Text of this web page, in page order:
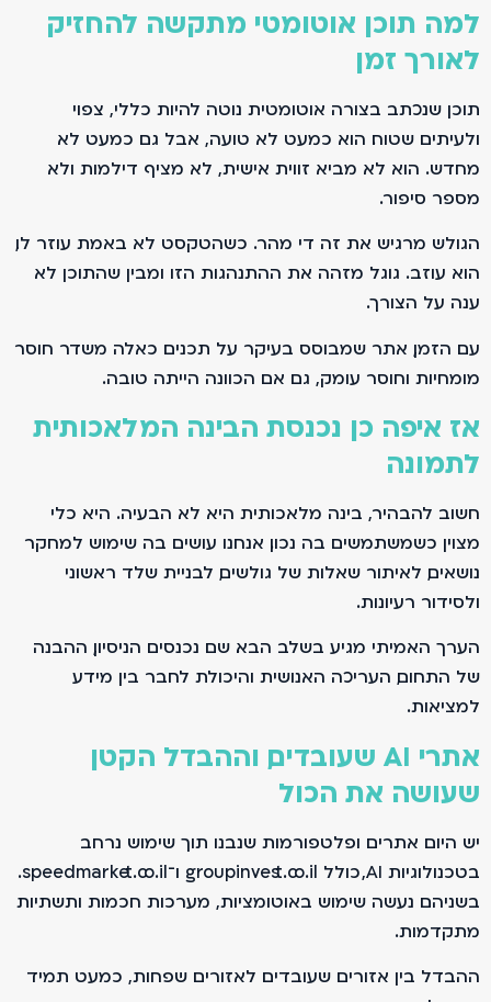
למה תוכן אוטומטי מתקשה להחזיק
לאורך זמן
תוכן שנכתב בצורה אוטומטית נוטה להיות כללי, צפוי
ולעיתים שטוח. הוא כמעט לא טועה, אבל גם כמעט לא
מחדש. הוא לא מביא זווית אישית, לא מציף דילמות ולא
מספר סיפור.
הגולש מרגיש את זה די מהר. כשהטקסט לא באמת עוזר לו,
הוא עוזב. גוגל מזהה את ההתנהגות הזו ומבין שהתוכן לא
ענה על הצורך.
עם הזמן, אתר שמבוסס בעיקר על תכנים כאלה משדר חוסר
מומחיות וחוסר עומק, גם אם הכוונה הייתה טובה.
אז איפה כן נכנסת הבינה המלאכותית
לתמונה
חשוב להבהיר, בינה מלאכותית היא לא הבעיה. היא כלי
מצוין כשמשתמשים בה נכון. אנחנו עושים בה שימוש למחקר
נושאים, לאיתור שאלות של גולשים, לבניית שלד ראשוני
ולסידור רעיונות.
הערך האמיתי מגיע בשלב הבא. שם נכנסים הניסיון, ההבנה
של התחום, העריכה האנושית והיכולת לחבר בין מידע
למציאות.
אתרי AI שעובדים, וההבדל הקטן
שעושה את הכול
יש היום אתרים ופלטפורמות שנבנו תוך שימוש נרחב
בטכנולוגיות AI, כולל groupinvest.co.il ו־speedmarket.co.il.
בשניהם נעשה שימוש באוטומציות, מערכות חכמות ותשתיות
מתקדמות.
ההבדל בין אזורים שעובדים לאזורים שפחות, כמעט תמיד